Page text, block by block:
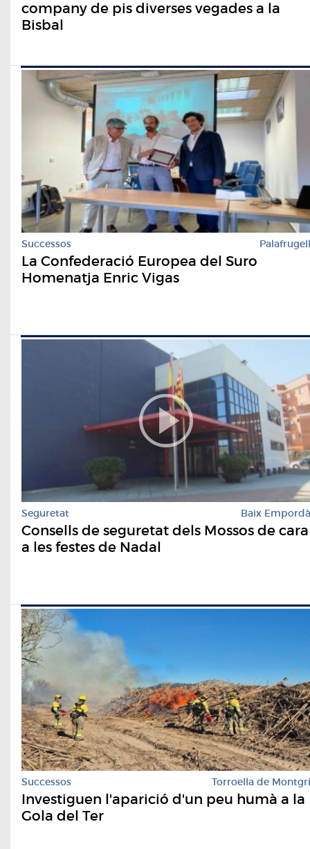
company de pis diverses vegades a la
Bisbal
Successos Palafrugell
La Confederació Europea del Suro
Homenatja Enric Vigas
Seguretat Baix Empordà
Consells de seguretat dels Mossos de cara
a les festes de Nadal
Successos Torroella de Montgrí
Investiguen l'aparició d'un peu humà a la
Gola del Ter